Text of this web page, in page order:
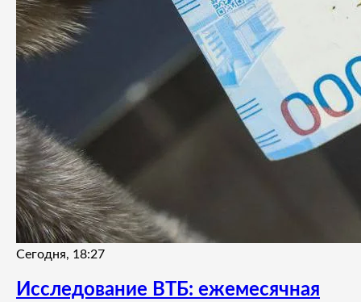
Сегодня, 18:27
Исследование ВТБ: ежемесячная